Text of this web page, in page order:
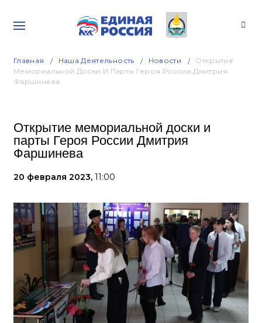
Главная Наша Деятельность Новости
Открытие
Мемориальной Доски И Парты Героя России Дмитрия
Фаршинева
Открытие мемориальной доски и
парты Героя России Дмитрия
Фаршинева
20 февраля 2023, 11:00